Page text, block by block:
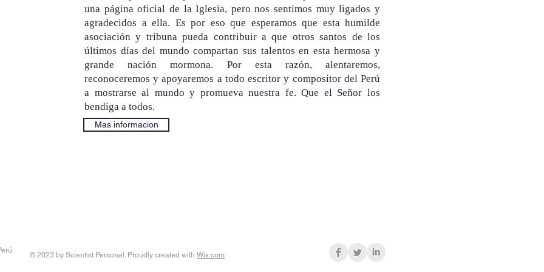
una página oficial de la Iglesia, pero nos sentimos muy ligados y
agradecidos a ella. Es por eso que esperamos que esta humilde
asociación y tribuna pueda contribuir a que otros santos de los
últimos días del mundo compartan sus talentos en esta hermosa y
grande nación mormona. Por esta razón, alentaremos,
reconoceremos y apoyaremos a todo escritor y compositor del Perú
a mostrarse al mundo y promueva nuestra fe. Que el Señor los
bendiga a todos.
Mas informacion
© 2023 by Scientist Personal. Proudly created with Wix.com